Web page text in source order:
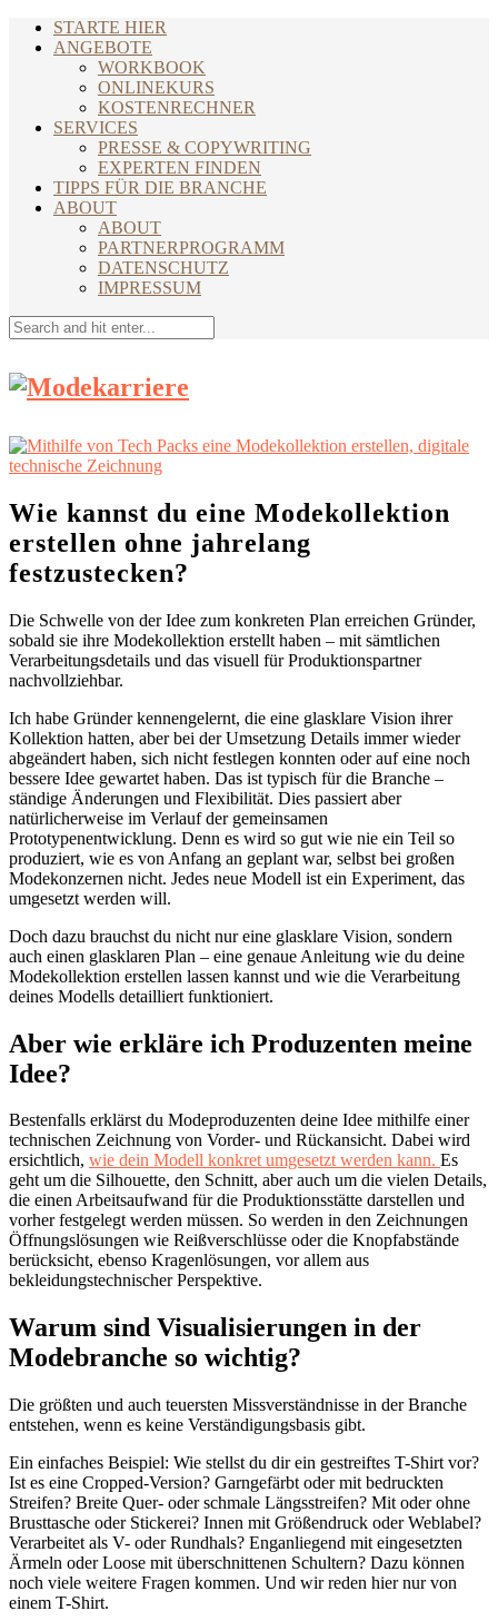
STARTE HIER
ANGEBOTE
WORKBOOK
ONLINEKURS
KOSTENRECHNER
SERVICES
PRESSE & COPYWRITING
EXPERTEN FINDEN
TIPPS FÜR DIE BRANCHE
ABOUT
ABOUT
PARTNERPROGRAMM
DATENSCHUTZ
IMPRESSUM
Wie kannst du eine Modekollektion
erstellen ohne jahrelang
festzustecken?
Die Schwelle von der Idee zum konkreten Plan erreichen Gründer,
sobald sie ihre Modekollektion erstellt haben – mit sämtlichen
Verarbeitungsdetails und das visuell für Produktionspartner
nachvollziehbar.
Ich habe Gründer kennengelernt, die eine glasklare Vision ihrer
Kollektion hatten, aber bei der Umsetzung Details immer wieder
abgeändert haben, sich nicht festlegen konnten oder auf eine noch
bessere Idee gewartet haben. Das ist typisch für die Branche –
ständige Änderungen und Flexibilität. Dies passiert aber
natürlicherweise im Verlauf der gemeinsamen
Prototypenentwicklung. Denn es wird so gut wie nie ein Teil so
produziert, wie es von Anfang an geplant war, selbst bei großen
Modekonzernen nicht. Jedes neue Modell ist ein Experiment, das
umgesetzt werden will.
Doch dazu brauchst du nicht nur eine glasklare Vision, sondern
auch einen glasklaren Plan – eine genaue Anleitung wie du deine
Modekollektion erstellen lassen kannst und wie die Verarbeitung
deines Modells detailliert funktioniert.
Aber wie erkläre ich Produzenten meine
Idee?
Bestenfalls erklärst du Modeproduzenten deine Idee mithilfe einer
technischen Zeichnung von Vorder- und Rückansicht. Dabei wird
ersichtlich, wie dein Modell konkret umgesetzt werden kann. Es
geht um die Silhouette, den Schnitt, aber auch um die vielen Details,
die einen Arbeitsaufwand für die Produktionsstätte darstellen und
vorher festgelegt werden müssen. So werden in den Zeichnungen
Öffnungslösungen wie Reißverschlüsse oder die Knopfabstände
berücksicht, ebenso Kragenlösungen, vor allem aus
bekleidungstechnischer Perspektive.
Warum sind Visualisierungen in der
Modebranche so wichtig?
Die größten und auch teuersten Missverständnisse in der Branche
entstehen, wenn es keine Verständigungsbasis gibt.
Ein einfaches Beispiel: Wie stellst du dir ein gestreiftes T-Shirt vor?
Ist es eine Cropped-Version? Garngefärbt oder mit bedruckten
Streifen? Breite Quer- oder schmale Längsstreifen? Mit oder ohne
Brusttasche oder Stickerei? Innen mit Größendruck oder Weblabel?
Verarbeitet als V- oder Rundhals? Enganliegend mit eingesetzten
Ärmeln oder Loose mit überschnittenen Schultern? Dazu können
noch viele weitere Fragen kommen. Und wir reden hier nur von
einem T-Shirt.